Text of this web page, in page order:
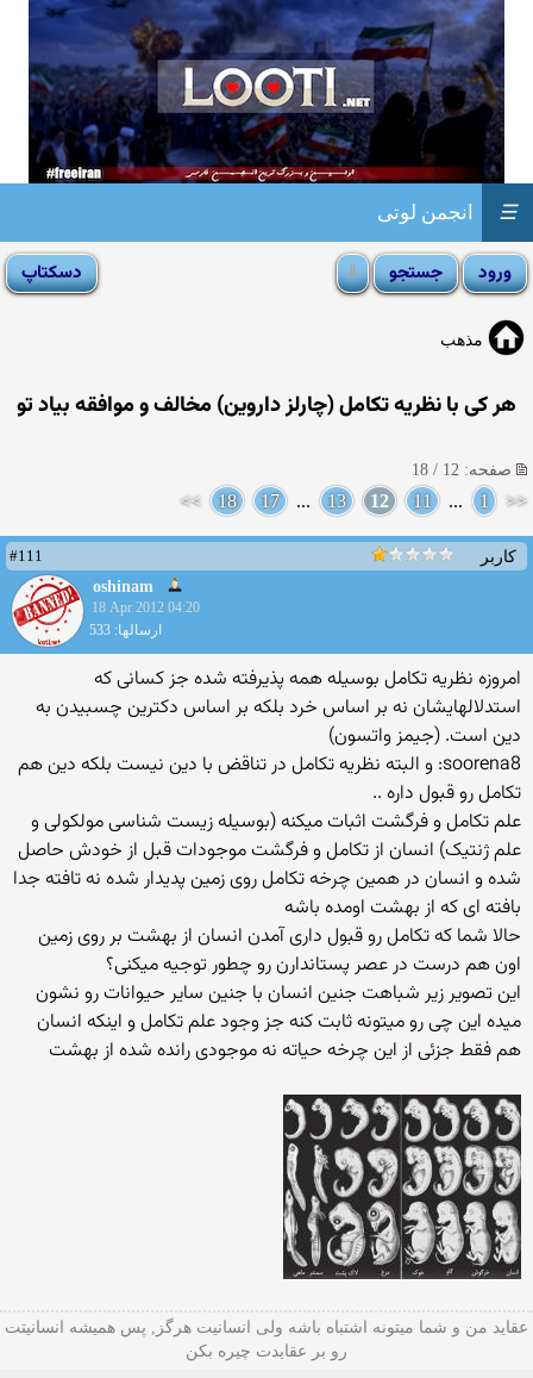
انجمن لوتی ☰
مذهب
هر كی با نظریه تكامل (چارلز داروین) مخالف و موافقه بیاد تو
صفحه: 12 / 18
<<
1
...
11
12
13
...
17
18
>>
کاربر
#111
oshinam
18 Apr 2012 04:20
ارسالها: 533
امروزه نظريه تكامل بوسيله همه پذيرفته شده جز کسانی که
استدلالهايشان نه بر اساس‬ خرد بلكه بر اساس دکترين چسبيدن به
دين است. (جيمز واتسون‬)
soorena8: و البته نظریه تکامل در تناقض با دین نیست بلکه دین هم
تکامل رو قبول داره ..
علم تکامل و فرگشت اثبات میکنه (بوسیله زیست شناسی مولکولی و
علم ژنتیک) انسان از تکامل و فرگشت موجودات قبل از خودش حاصل
شده و انسان در همین چرخه تکامل روی زمین پدیدار شده نه تافته جدا
بافته ای که از بهشت اومده باشه
حالا شما که تکامل رو قبول داری آمدن انسان از بهشت بر روی زمین
اون هم درست در عصر پستاندارن رو چطور توجیه میکنی؟
این تصویر زیر شباهت جنین انسان با جنین سایر حیوانات رو نشون
میده این چی رو میتونه ثابت کنه جز وجود علم تکامل و اینکه انسان
هم فقط جزئی از این چرخه حیاته نه موجودی رانده شده از بهشت
عقاید من و شما میتونه اشتباه باشه ولی انسانیت هرگز, پس همیشه انسانیتت
رو بر عقایدت چیره بکن